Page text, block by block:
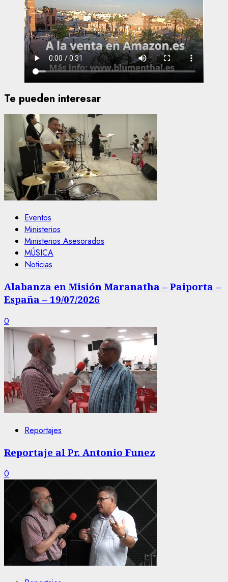
Te pueden interesar
Eventos
Ministerios
Ministerios Asesorados
MÚSICA
Noticias
Alabanza en Misión Maranatha – Paiporta –
España – 19/07/2026
0
Reportajes
Reportaje al Pr. Antonio Funez
0